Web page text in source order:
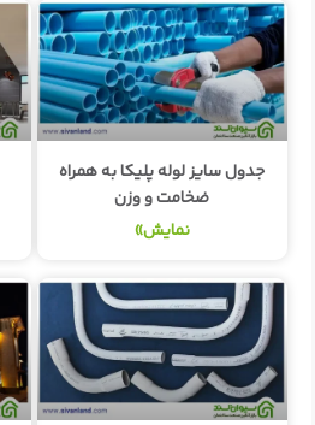
جدول سایز لوله پلیکا به همراه
ضخامت و وزن
نمایش»